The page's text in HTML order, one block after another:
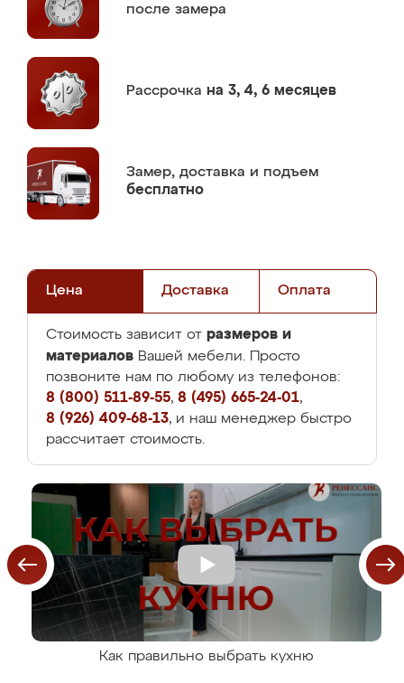
после замера
Рассрочка на 3, 4, 6 месяцев
Замер, доставка и подъем
бесплатно
Цена Доставка Оплата
Стоимость зависит от размеров и
материалов Вашей мебели. Просто
позвоните нам по любому из телефонов:
8 (800) 511-89-55, 8 (495) 665-24-01,
8 (926) 409-68-13, и наш менеджер быстро
рассчитает стоимость.
Как правильно выбрать кухню